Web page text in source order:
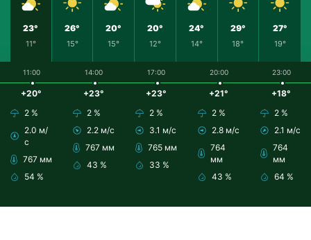
23°
11°
26°
15°
20°
15°
20°
12°
24°
14°
29°
18°
27°
19°
11:00
+20°
2 %
2.0 м/
с
767 мм
54 %
14:00
+23°
2 %
2.2 м/с
767 мм
43 %
17:00
+23°
2 %
3.1 м/с
765 мм
33 %
20:00
+21°
2 %
2.8 м/с
764
мм
43 %
23:00
+18°
2 %
2.1 м/с
764
мм
64 %